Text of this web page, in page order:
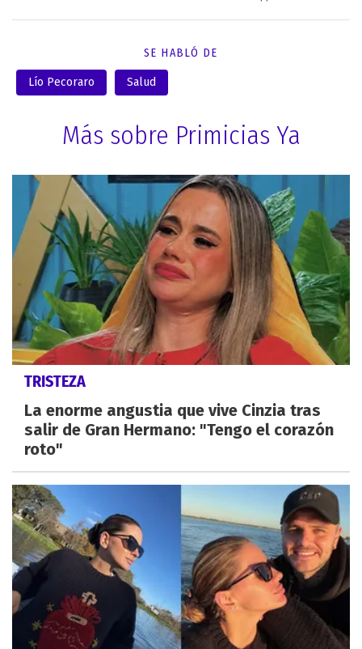
SE HABLÓ DE
Lío Pecoraro Salud
Más sobre Primicias Ya
TRISTEZA
La enorme angustia que vive Cinzia tras
salir de Gran Hermano: "Tengo el corazón
roto"